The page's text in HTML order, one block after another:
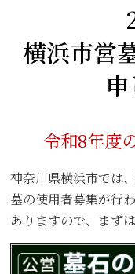
横浜市営
令和8年度
神奈川県横浜市では
墓の使用者募集が行
ありますので、まず